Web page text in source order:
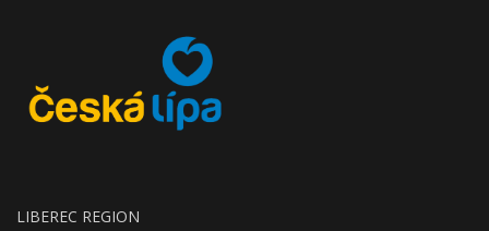
LIBEREC REGION